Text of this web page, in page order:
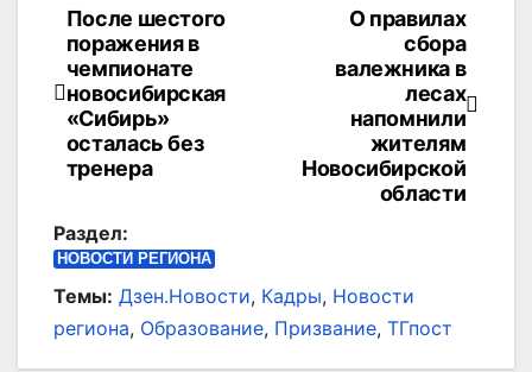
Навигация
по
записям
О правилах
сбора
валежника в
лесах
напомнили
жителям
Новосибирской
области
После шестого
поражения в
чемпионате
новосибирская
«Сибирь»
осталась без
тренера
Раздел:
НОВОСТИ РЕГИОНА
Темы: Дзен.Новости, Кадры, Новости
региона, Образование, Призвание, ТГпост